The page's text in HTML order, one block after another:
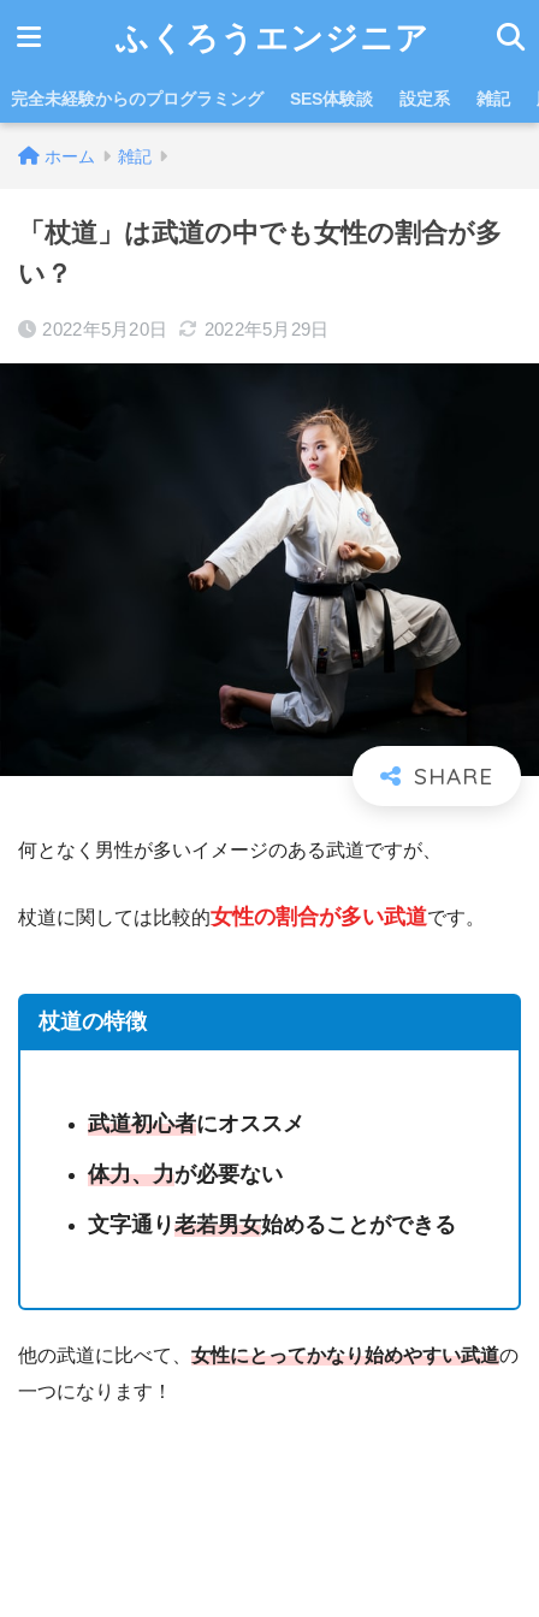
ふくろうエンジニア
完全未経験からのプログラミング SES体験談 設定系 雑記
ホーム 雑記
「杖道」は武道の中でも女性の割合が多
い？
2022年5月20日 2022年5月29日
何となく男性が多いイメージのある武道ですが、
杖道に関しては比較的女性の割合が多い武道です。
杖道の特徴
武道初心者にオススメ
体力、力が必要ない
文字通り老若男女始めることができる
他の武道に比べて、 女性にとってかなり始めやすい武道の
一つになります！